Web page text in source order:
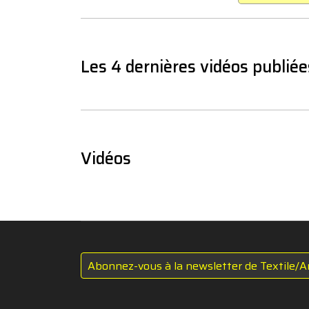
Les 4 dernières vidéos
Vidéos
Abonnez-vous à la newsletter de Textile/